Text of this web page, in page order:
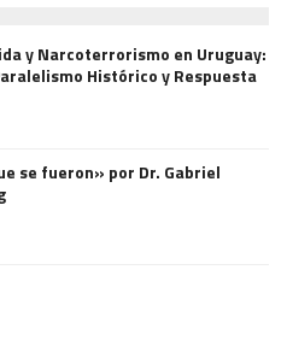
y Narcoterrorismo en Uruguay:
Histórico y Respuesta
se fueron» por Dr. Gabriel